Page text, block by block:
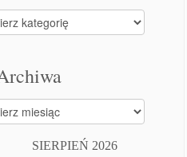
SIERPIEŃ 2026